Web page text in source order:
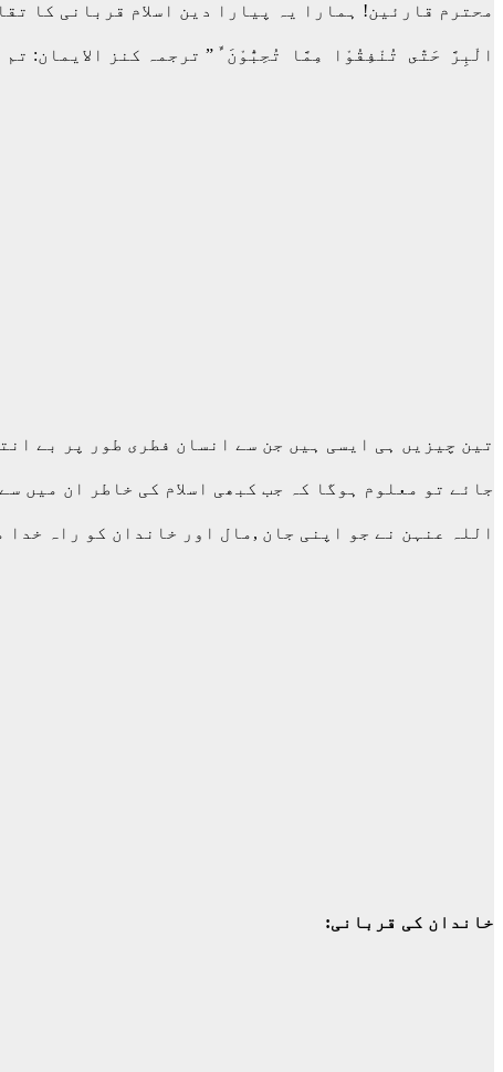
محترم قارئین! ہمارا یہ پیارا دین اسلام قربانی کا
الْبِرَّ حَتّٰى تُنْفِقُوْا مِمَّا تُحِبُّوْنَ ﱟ ” ترجمہ کنز الایمان: تم
تین چیزیں ہی ایسی ہیں جن سے انسان فطری طور پر بے
جائے تو معلوم ہوگا کہ جب کبھی اسلام کی خاطر ان میں
اللہ عنہن نے جو اپنی جان ,مال اور خاندان کو راہ
خاندان کی قربانی: